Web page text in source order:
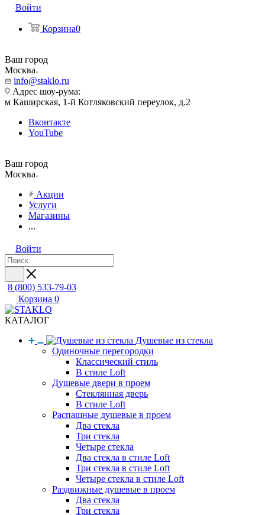
Войти
Корзина0
Ваш город
Москва
info@staklo.ru
Адрес шоу-рума:
м Каширская, 1-й Котляковский переулок, д.2
Вконтакте
YouTube
Ваш город
Москва
Акции
Услуги
Магазины
...
Войти
8 (800) 533-79-03
Корзина 0
КАТАЛОГ
Душевые из стекла
Одиночные перегородки
Классический стиль
В стиле Loft
Душевые двери в проем
Стеклянная дверь
В стиле Loft
Распашные душевые в проем
Два стекла
Три стекла
Четыре стекла
Два стекла в стиле Loft
Три стекла в стиле Loft
Четыре стекла в стиле Loft
Раздвижные душевые в проем
Два стекла
Три стекла